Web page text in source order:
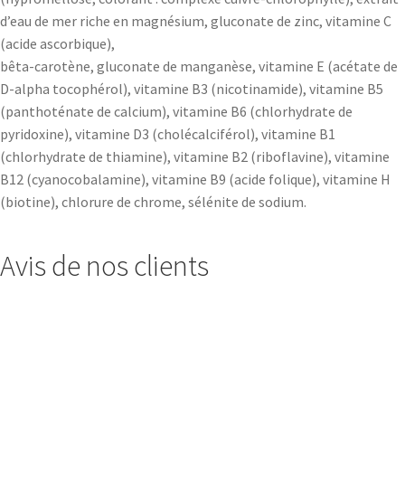
d’eau de mer riche en magnésium, gluconate de zinc, vitamine C
(acide ascorbique),
bêta-carotène, gluconate de manganèse, vitamine E (acétate de
D-alpha tocophérol), vitamine B3 (nicotinamide), vitamine B5
(panthoténate de calcium), vitamine B6 (chlorhydrate de
pyridoxine), vitamine D3 (cholécalciférol), vitamine B1
(chlorhydrate de thiamine), vitamine B2 (riboflavine), vitamine
B12 (cyanocobalamine), vitamine B9 (acide folique), vitamine H
(biotine), chlorure de chrome, sélénite de sodium.
Avis de nos clients